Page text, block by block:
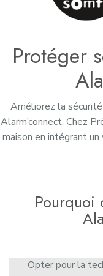
Protéger
Améliorez la
Alarm’connect. Chez
maison en intégrant
Pourquoi
Opter pour la